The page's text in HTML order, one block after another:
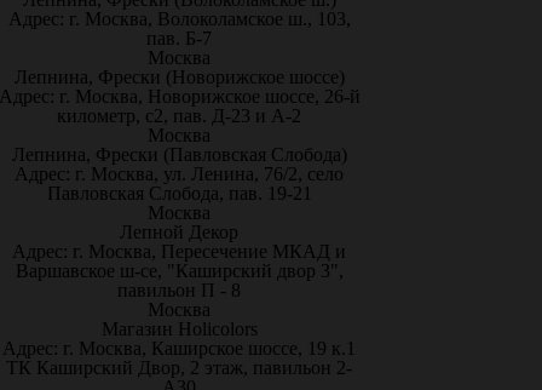
Адрес: г. Москва, Волоколамское ш., 103,
пав. Б-7
Москва
Лепнина, Фрески (Новорижское шоссе)
г. Москва, Новорижское шоссе, 26-й
километр, с2, пав. Д-23 и А-2
Москва
Лепнина, Фрески (Павловская Слобода)
Адрес: г. Москва, ул. Ленина, 76/2, село
Павловская Слобода, пав. 19-21
Москва
Лепной Декор
Адрес: г. Москва, Пересечение МКАД и
Варшавское ш-се, "Каширский двор 3",
павильон П - 8
Москва
Магазин Holicolors
Адрес: г. Москва, Каширское шоссе, 19 к.1
ТК Каширский Двор, 2 этаж, павильон 2-